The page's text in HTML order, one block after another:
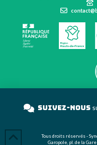
Suivez-nous
Tous droits réservés -
Garopole, pl. de la